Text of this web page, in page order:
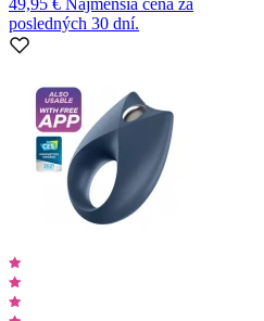
posledných 30 dní.